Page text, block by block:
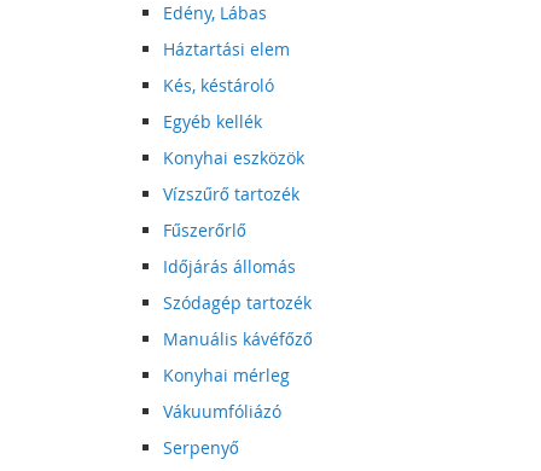
Edény, Lábas
Háztartási elem
Kés, késtároló
Egyéb kellék
Konyhai eszközök
Vízszűrő tartozék
Fűszerőrlő
Időjárás állomás
Szódagép tartozék
Manuális kávéfőző
Konyhai mérleg
Vákuumfóliázó
Serpenyő